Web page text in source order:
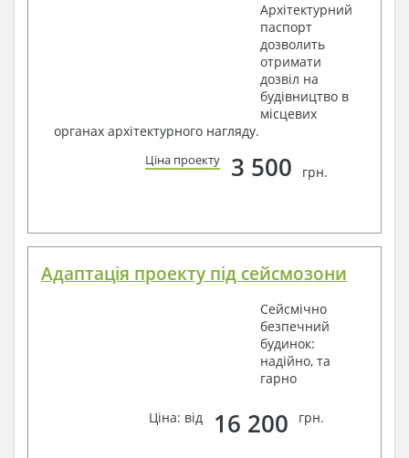
Архітектурний
паспорт
дозволить
отримати
дозвіл на
будівництво в
місцевих
органах архітектурного нагляду.
Ціна проекту 3 500 грн.
Адаптація проекту під сейсмозони
Сейсмічно
безпечний
будинок:
надійно, та
гарно
Ціна: від 16 200 грн.